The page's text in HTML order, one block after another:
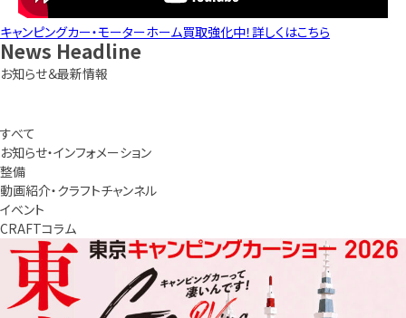
キャンピングカー・モーターホーム買取強化中！詳しくはこちら
News Headline
お知らせ＆最新情報
すべて
お知らせ・インフォメーション
整備
動画紹介・クラフトチャンネル
イベント
CRAFTコラム